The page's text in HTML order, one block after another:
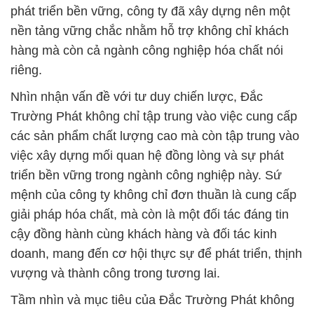
phát triển bền vững, công ty đã xây dựng nên một
nền tảng vững chắc nhằm hỗ trợ không chỉ khách
hàng mà còn cả ngành công nghiệp hóa chất nói
riêng.
Nhìn nhận vấn đề với tư duy chiến lược, Đắc
Trường Phát không chỉ tập trung vào việc cung cấp
các sản phẩm chất lượng cao mà còn tập trung vào
việc xây dựng mối quan hệ đồng lòng và sự phát
triển bền vững trong ngành công nghiệp này. Sứ
mệnh của công ty không chỉ đơn thuần là cung cấp
giải pháp hóa chất, mà còn là một đối tác đáng tin
cậy đồng hành cùng khách hàng và đối tác kinh
doanh, mang đến cơ hội thực sự để phát triển, thịnh
vượng và thành công trong tương lai.
Tầm nhìn và mục tiêu của Đắc Trường Phát không